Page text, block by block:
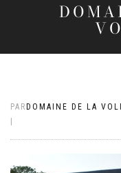
PAR DOMAINE DE LA